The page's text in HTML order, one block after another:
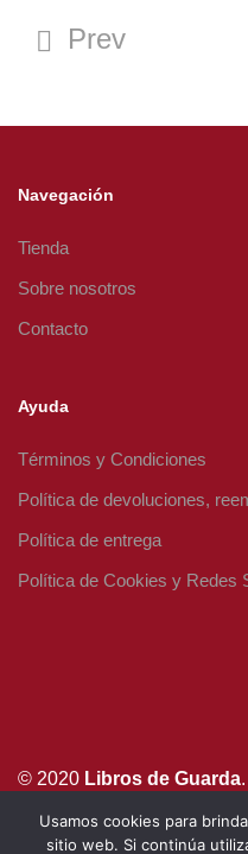
Prev
Navegación
Tienda
Sobre nosotros
Contacto
Ayuda
Términos y Condiciones
Política de devoluciones,
Política de entrega
Política de Cookies y Redes
© 2020 Libros de Guarda
info@librosdeguarda.com
Usamos cookies para
sitio web. Si continúa